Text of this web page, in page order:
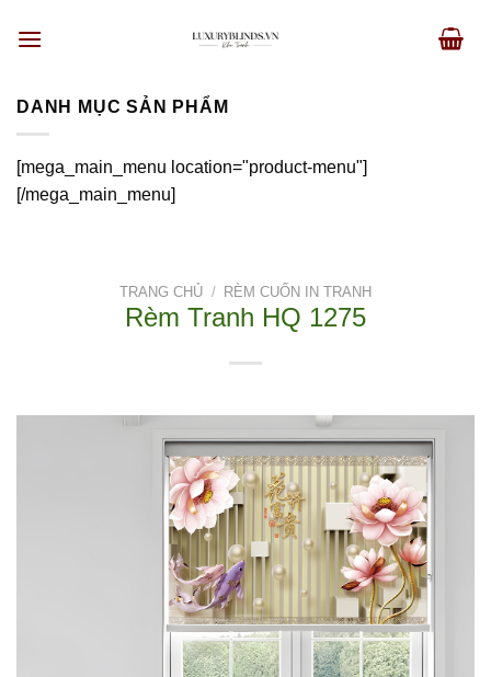
DANH MỤC SẢN PHẨM
[mega_main_menu location="product-menu"]
[/mega_main_menu]
TRANG CHỦ / RÈM CUỐN IN TRANH
Rèm Tranh HQ 1275